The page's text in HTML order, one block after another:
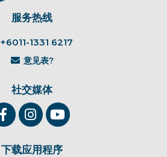
服务热线
+6011-1331 6217
意见表?
社交媒体
下载应用程序